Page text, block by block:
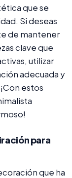
que se
Si deseas
de mantener
clave que
utilizar
adecuada y
estos
para
que ha